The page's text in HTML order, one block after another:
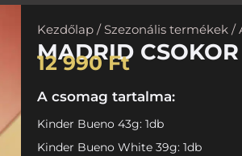
Kezdőlap/ Szezonális termékek/
MADRID CSOKOR
12 990Ft
A csomag tartalma:
Kinder Bueno 43g: 1db
Kinder Bueno White 39g: 1db